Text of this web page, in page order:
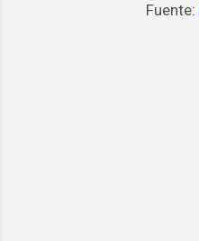
Fuente: